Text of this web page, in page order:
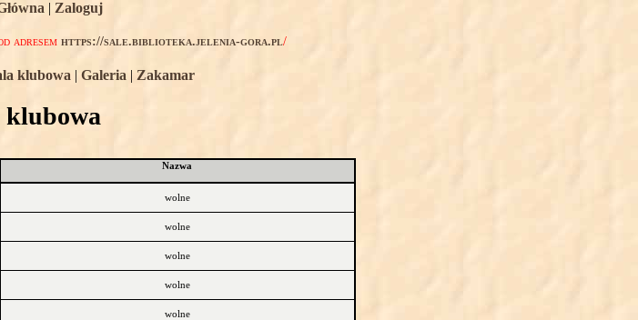
| Zaloguj
adresem https://sale.biblioteka.jelenia-gora.pl/
klubowa | Galeria | Zakamar
klubowa
Nazwa
wolne
wolne
wolne
wolne
wolne